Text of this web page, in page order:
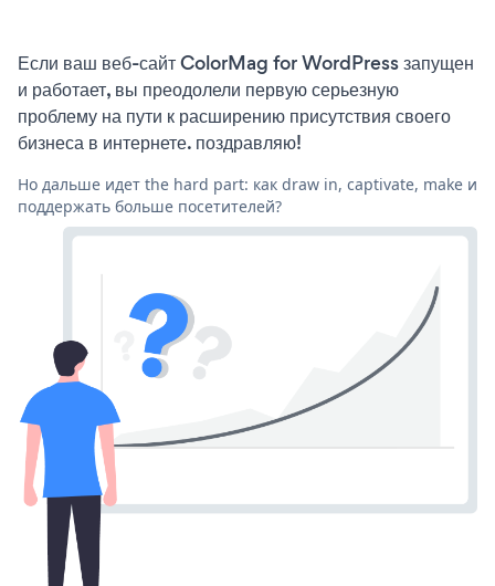
Если ваш веб-сайт ColorMag for WordPress запущен
и работает, вы преодолели первую серьезную
проблему на пути к расширению присутствия своего
бизнеса в интернете. поздравляю!
Но дальше идет the hard part: как draw in, captivate, make и
поддержать больше посетителей?